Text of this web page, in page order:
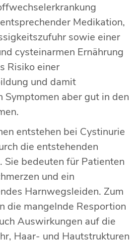
Medikation,
sowie einer
cysteinarmen Ernährung
Risiko einer
und damit
Symptomen aber gut in den
entstehen bei Cystinurie
die entstehenden
Sie bedeuten für Patienten
und ein
Harnwegsleiden. Zum
die mangelnde Resportion
Auswirkungen auf die
Haar- und Hautstrukturen